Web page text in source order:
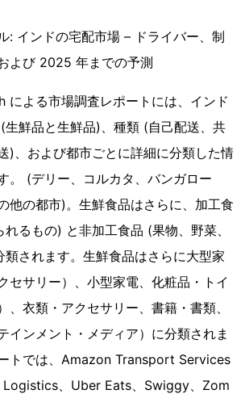
: インドの宅配市場 – ドライバー、制
よび 2025 年までの予測
による市場調査レポートには、インド
生鮮品と生鮮品)、種類 (自己配送、共
)、および都市ごとに詳細に分類した情
。 (デリー、​​コルカタ、バンガロー
他の都市)。生鮮食品はさらに、加工食
るもの) と非加工食品 (果物、野菜、
類されます。生鮮食品はさらに大型家
セサリー）、小型家電、化粧品・トイ
、衣類・アクセサリー、書籍・書類、
インメント・メディア）に分類されま
トでは、Amazon Transport Services
、Uber Eats、Swiggy、Zom